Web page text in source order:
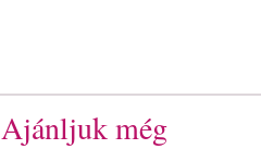
Ajánljuk még